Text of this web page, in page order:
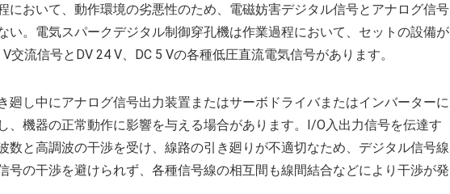
において、動作環境の劣悪性のため、電磁妨害デジタル信号とアナログ信号
い。電気スパークデジタル制御穿孔機は作業過程において、セットの設備が
交流信号とDV 24 V、DC 5 Vの各種低圧直流電気信号があります。
廻し中にアナログ信号出力装置またはサーボドライバまたはインバーターに
、機器の正常動作に影響を与える場合があります。I/O入出力信号を伝達す
数と高調波の干渉を受け、線路の引き廻りが不適切なため、デジタル信号線
号の干渉を避けられず、各種信号線の相互間も線間結合などにより干渉が発